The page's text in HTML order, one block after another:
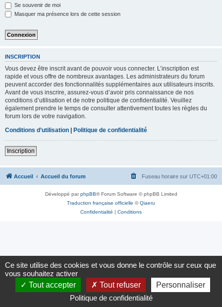
Se souvenir de moi
Masquer ma présence lors de cette session
INSCRIPTION
Vous devez être inscrit avant de pouvoir vous connecter. L’inscription est
rapide et vous offre de nombreux avantages. Les administrateurs du forum
peuvent accorder des fonctionnalités supplémentaires aux utilisateurs inscrits.
Avant de vous inscrire, assurez-vous d’avoir pris connaissance de nos
conditions d’utilisation et de notre politique de confidentialité. Veuillez
également prendre le temps de consulter attentivement toutes les règles du
forum lors de votre navigation.
Conditions d’utilisation | Politique de confidentialité
Inscription
Accueil Accueil du forum Fuseau horaire sur UTC+01:00
Développé parphpBB® Forum Software © phpBB Limited
Traduction française officielle ©Qiaeru
Confidentialité | Conditions
Ce site utilise des cookies et vous donne le contrôle sur ceux que
vous souhaitez activer
Tout accepter
Tout refuser
Personnaliser
Politique de confidentialité